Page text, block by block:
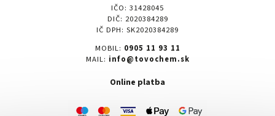
IČO: 31428045
DIČ: 2020384289
IČ DPH: SK2020384289
MOBIL: 0905 11 93 11
MAIL: info@tovochem.sk
Online platba